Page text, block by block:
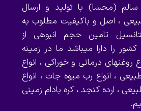
(محسا) با تولید و ارسال
، اصل و باکیفیت مطلوب به
تامین حجم انبوهی از
را دارا میباشد ما در زمینه
درمانی و خوراکی ، انواع
، انواع رب میوه جات ، انواع
، ارده کنجد ، کره بادام زمینی